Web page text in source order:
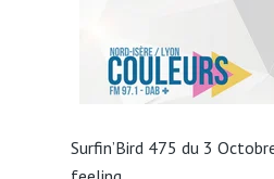
Surfin’Bird 475 du 3